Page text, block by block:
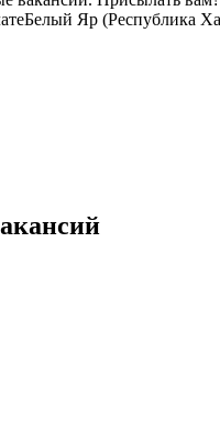
Белый Яр (Республика